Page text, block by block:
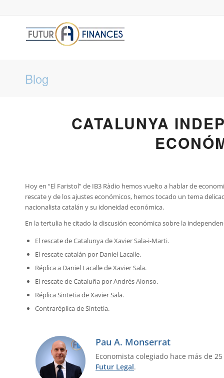
Blog
CATALUNYA
Hoy en “El Faristol” de IB3 Ràdio hemos vuelto a hablar de
rescate y de los ajustes económicos, hemos tocado un tema
nacionalista catalán y su idoneidad económica.
En la tertulia he citado la discusión económica sobre la
El rescate de Catalunya de Xavier Sala-i-Marti.
El rescate catalán por Daniel Lacalle.
Réplica a Daniel Lacalle de Xavier Sala.
El rescate de Cataluña por Andrés Alonso.
Réplica Sintetia de Xavier Sala.
Contraréplica de Sintetia.
Pau A. Monserrat
Economista colegiado hace más de
Futur Legal.